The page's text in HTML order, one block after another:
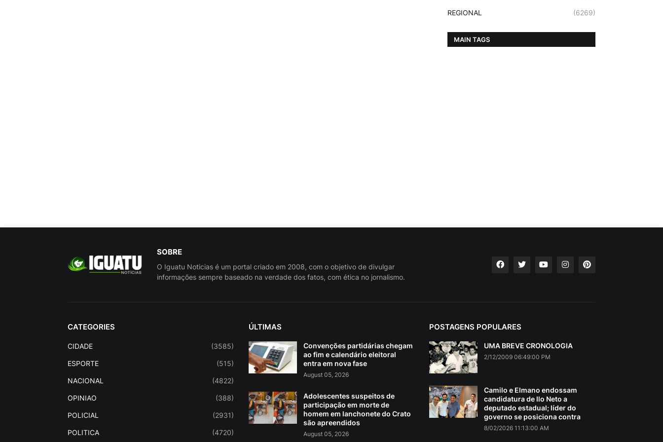
REGIONAL (6269)
MAIN TAGS
SOBRE
O Iguatu Noticias é um portal criado em 2008, com o objetivo de divulgar
informações sempre baseado na verdade dos fatos, com ética no jornalismo.
CATEGORIES
CIDADE (3585)
ESPORTE (515)
NACIONAL (4822)
OPINIAO (388)
POLICIAL (2931)
POLITICA (4720)
ÚLTIMAS
Convenções partidárias chegam
ao fim e calendário eleitoral
entra em nova fase
August 05, 2026
Adolescentes suspeitos de
participação em morte de
homem em lanchonete do Crato
são apreendidos
August 05, 2026
POSTAGENS POPULARES
UMA BREVE CRONOLOGIA
2/12/2009 06:49:00 PM
Camilo e Elmano endossam
candidatura de Ilo Neto a
deputado estadual; líder do
governo se posiciona contra
8/02/2026 11:13:00 AM